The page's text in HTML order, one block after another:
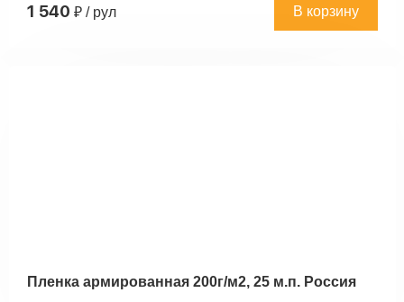
1 540 ₽ / рул В корзину
Пленка армированная 200г/м2, 25 м.п. Россия